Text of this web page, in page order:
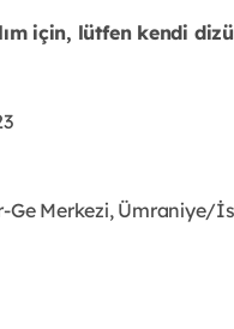
için, lütfen kendi
Ge Merkezi, Ümraniye/